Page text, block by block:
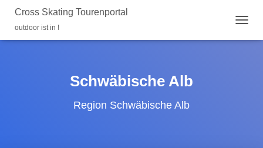
Cross Skating Tourenportal
outdoor ist in !
Schwäbische Alb
Region Schwäbische Alb